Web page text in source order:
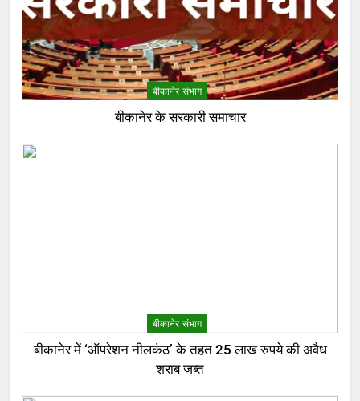
बीकानेर संभाग
बीकानेर के सरकारी समाचार
बीकानेर संभाग
बीकानेर में ‘ऑपरेशन नीलकंठ’ के तहत 25 लाख रुपये की अवैध
शराब जब्त